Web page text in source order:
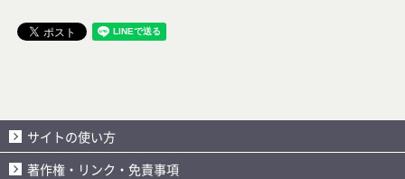
サイトの使い方
著作権・リンク・免責事項